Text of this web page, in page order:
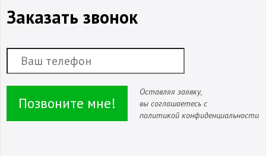
Заказать звонок
Позвоните мне!
Оставляя заявку,
вы соглашаетесь с
политикой конфиденциальности